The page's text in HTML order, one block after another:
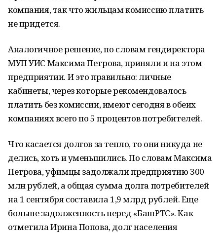
компания, так что жильцам комиссию платить
не придется.
Аналогичное решение, по словам гендиректора
МУП УИС Максима Петрова, приняли и на этом
предприятии. И это правильно: личные
кабинеты, через которые рекомендовалось
платить без комиссии, имеют сегодня в обеих
компаниях всего по 5 процентов потребителей.
Что касается долгов за тепло, то они никуда не
делись, хоть и уменьшились. По словам Максима
Петрова, уфимцы задолжали предприятию 300
млн рублей, а общая сумма долга потребителей
на 1 сентября составила 1,9 млрд рублей. Еще
больше задолженность перед «БашРТС». Как
отметила Ирина Попова, долг населения